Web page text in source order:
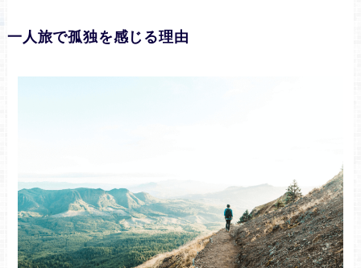
一人旅で孤独を感じる理由